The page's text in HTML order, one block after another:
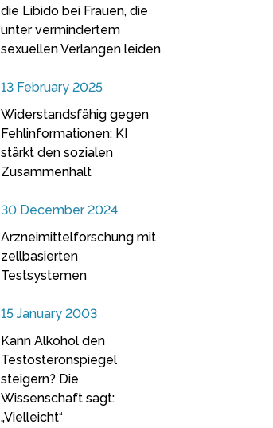
die Libido bei Frauen, die
unter vermindertem
sexuellen Verlangen leiden
13 February 2025
Widerstandsfähig gegen
Fehlinformationen: KI
stärkt den sozialen
Zusammenhalt
30 December 2024
Arzneimittelforschung mit
zellbasierten
Testsystemen
15 January 2003
Kann Alkohol den
Testosteronspiegel
steigern? Die
Wissenschaft sagt:
„Vielleicht“